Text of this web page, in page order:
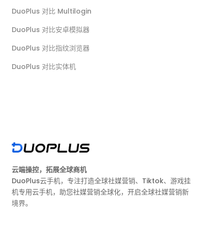
DuoPlus 对比 Multilogin
DuoPlus 对比安卓模拟器
DuoPlus 对比指纹浏览器
DuoPlus 对比实体机
云端操控，拓展全球商机
DuoPlus云手机，专注打造全球社媒营销、Tiktok、游戏挂
机专用云手机，助您社媒营销全球化，开启全球社媒营销新
境界。